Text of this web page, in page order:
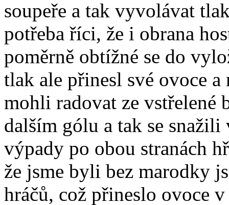
soupeře a tak vyvolávat
potřeba říci, že i obrana
poměrně obtížné se do
tlak ale přinesl své ovoce
mohli radovat ze
dalším gólu a tak se
výpady po obou stranách
že jsme byli bez marodky
hráčů, což přineslo ovoce